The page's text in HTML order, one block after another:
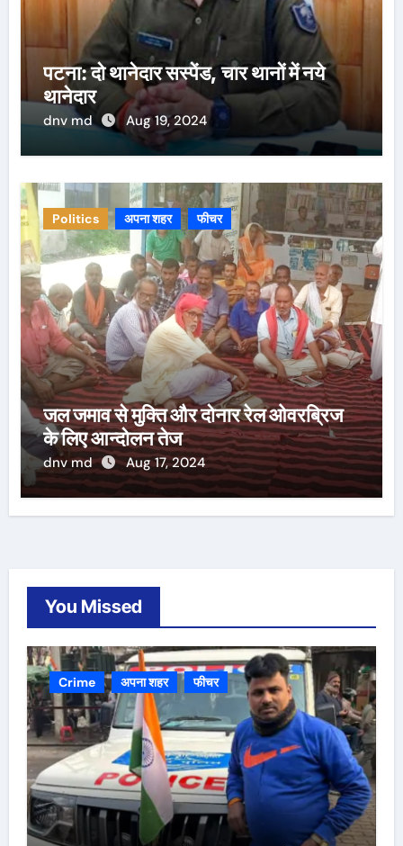
पटना: दो थानेदार सस्पेंड, चार थानों में नये
थानेदार
dnv md Aug 19, 2024
Politics अपना शहर फीचर
जल जमाव से मुक्ति और दोनार रेल ओवरब्रिज
के लिए आन्दोलन तेज
dnv md Aug 17, 2024
You Missed
Crime अपना शहर फीचर